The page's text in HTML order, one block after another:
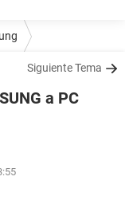
Siguiente Tema
a PC